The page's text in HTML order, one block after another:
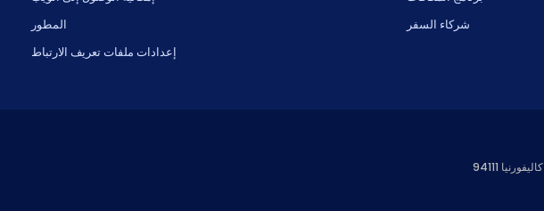
شركاء السفر
المطور
إعدادات ملفات تعريف الارتباط